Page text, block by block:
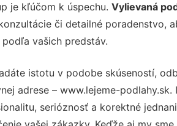
je kľúčom k úspechu. Vylievaná
či detailné poradenstvo,
vašich predstáv.
istotu v podobe skúseností,
adrese – www.lejeme-podlahy.sk.
serióznosť a korektné